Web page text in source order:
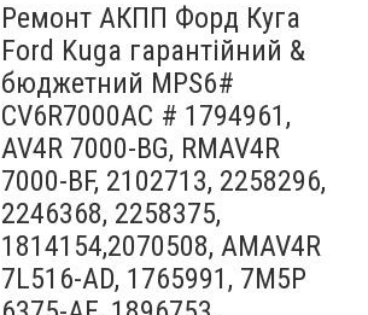
Ремонт АКПП Форд Куга
Ford Kuga гарантійний &
бюджетний MPS6#
CV6R7000AC # 1794961,
AV4R 7000-BG, RMAV4R
7000-BF, 2102713, 2258296,
2246368, 2258375,
1814154,2070508, AMAV4R
7L516-AD, 1765991, 7M5P